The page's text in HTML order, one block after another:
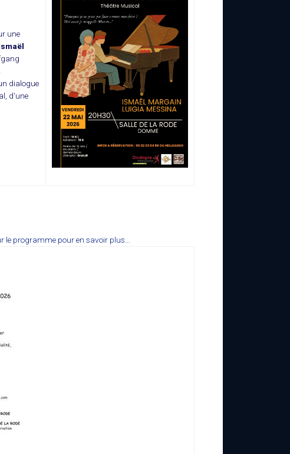
une
dialogue
d'une
le programme pour en savoir plus...